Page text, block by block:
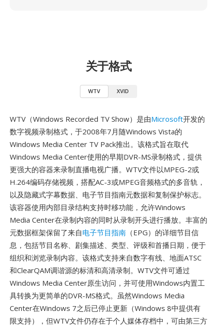
关于格式
WTV XVID
WTV（Windows Recorded TV Show）是由Microsoft开发的
数字视频录制格式，于2008年7月随Windows Vista的
Windows Media Center TV Pack推出。该格式旨在取代
Windows Media Center使用的早期DVR-MS录制格式，提供
更强大的容器来录制直播电视广播。WTV文件以MPEG-2或
H.264编码存储视频，搭配AC-3或MPEG音频格式的多音轨，
以及隐藏式字幕数据、电子节目指南元数据和复制保护标志。
该容器使用内部目录结构支持时移功能，允许Windows
Media Center在录制内容的同时从录制开头进行播放。丰富的
元数据框架保留了来自电子节目指南 （EPG）的详细节目信
息，包括节目名称、剧集描述、类型、评级和首播日期，便于
组织和浏览录制内容。该格式支持来自数字有线、地面ATSC
和ClearQAM调谐源的标清和高清录制。WTV文件可通过
Windows Media Center原生访问，并可使用Windows内置工
具转换为更简单的DVR-MS格式。虽然Windows Media
Center在Windows 7之后已停止更新（Windows 8中提供有
限支持），但WTV文件仍存在于个人媒体存档中，可由第三方